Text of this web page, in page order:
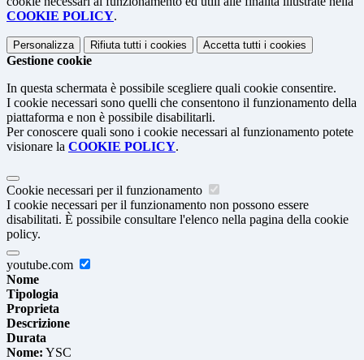
COOKIE POLICY.
Personalizza Rifiuta tutti i cookies Accetta tutti i cookies
Gestione cookie
In questa schermata è possibile scegliere quali cookie consentire.
I cookie necessari sono quelli che consentono il funzionamento della
piattaforma e non è possibile disabilitarli.
Per conoscere quali sono i cookie necessari al funzionamento potete
visionare la COOKIE POLICY.
Cookie necessari per il funzionamento
I cookie necessari per il funzionamento non possono essere
disabilitati. È possibile consultare l'elenco nella pagina della cookie
policy.
youtube.com
Nome
Tipologia
Proprieta
Descrizione
Durata
Nome: YSC